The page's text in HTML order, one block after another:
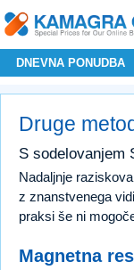
DNEVNA PONUDBA
Druge
S sodelovanjem
Nadaljnje
z znanstvenega
praksi še ni
Magnetna